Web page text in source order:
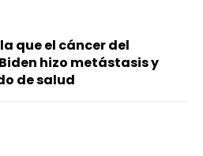
que el cáncer del
hizo metástasis y
de salud